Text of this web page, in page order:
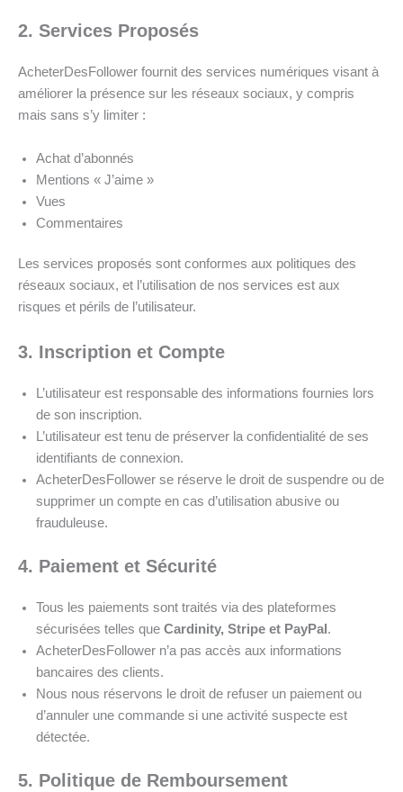
2. Services Proposés
AcheterDesFollower fournit des services numériques visant à
améliorer la présence sur les réseaux sociaux, y compris
mais sans s’y limiter :
Achat d’abonnés
Mentions « J’aime »
Vues
Commentaires
Les services proposés sont conformes aux politiques des
réseaux sociaux, et l’utilisation de nos services est aux
risques et périls de l’utilisateur.
3. Inscription et Compte
L’utilisateur est responsable des informations fournies lors
de son inscription.
L’utilisateur est tenu de préserver la confidentialité de ses
identifiants de connexion.
AcheterDesFollower se réserve le droit de suspendre ou de
supprimer un compte en cas d’utilisation abusive ou
frauduleuse.
4. Paiement et Sécurité
Tous les paiements sont traités via des plateformes
sécurisées telles que Cardinity, Stripe et PayPal .
AcheterDesFollower n’a pas accès aux informations
bancaires des clients.
Nous nous réservons le droit de refuser un paiement ou
d’annuler une commande si une activité suspecte est
détectée.
5. Politique de Remboursement